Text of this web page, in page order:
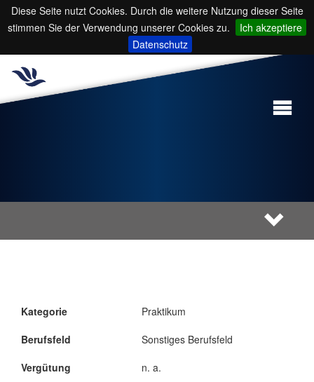
Diese Seite nutzt Cookies. Durch die weitere Nutzung dieser Seite
stimmen Sie der Verwendung unserer Cookies zu.
Ich akzeptiere
Datenschutz
Kategorie
Berufsfeld
Vergütung
Praktikum
Sonstiges Berufsfeld
n. a.